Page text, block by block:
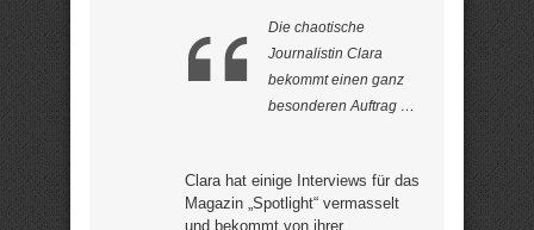
Die chaotische
Journalistin Clara
bekommt einen ganz
besonderen Auftrag …
Clara hat einige Interviews für das
Magazin „Spotlight“ vermasselt
und bekommt von ihrer